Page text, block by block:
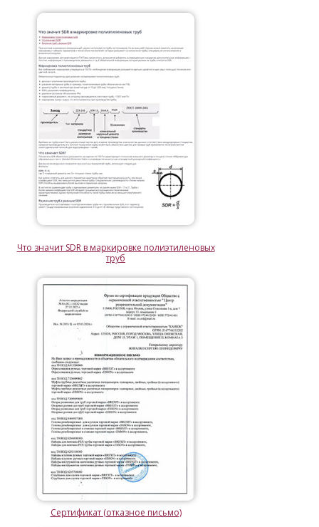
Что значит SDR в маркировке полиэтиленовых
труб
Сертификат (отказное письмо)